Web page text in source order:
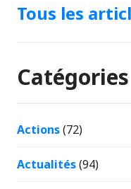
Tous les
Actions(72)
Actualités(94)